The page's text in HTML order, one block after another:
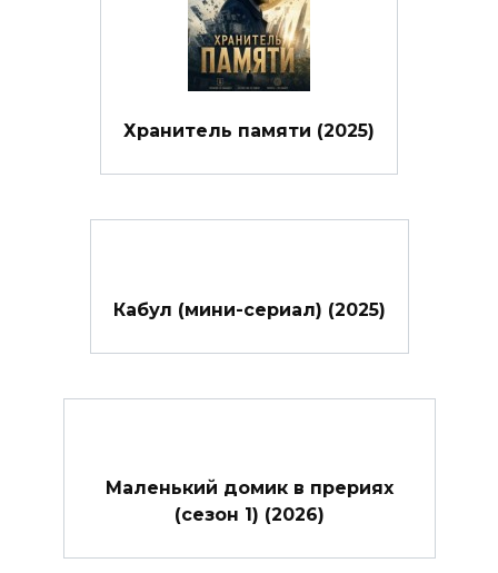
Хранитель памяти (2025)
Кабул (мини-сериал) (2025)
Маленький домик в прериях
(сезон 1) (2026)